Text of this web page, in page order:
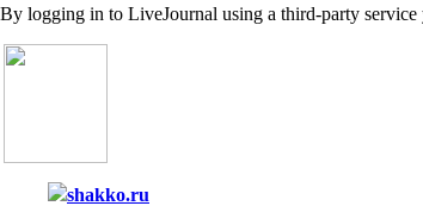
By logging in to LiveJournal using a third-party service
shakko.ru